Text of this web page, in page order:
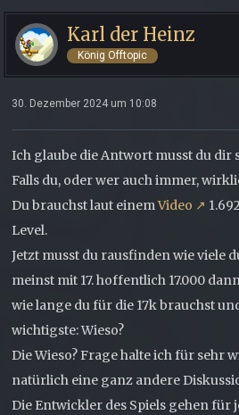
Karl der Heinz
König Offtopic
30. Dezember 2024 um 10:08
Ich glaube die Antwort musst du dir
Falls du, oder wer auch immer,
Du brauchst laut einemVideo
Level.
Jetzt musst du rausfinden wie viele
meinst mit 17. hoffentlich 17.000
wie lange du für die 17k brauchst
wichtigste: Wieso?
Die Wieso? Frage halte ich für sehr
natürlich eine ganz andere
Die Entwickler des Spiels gehen für